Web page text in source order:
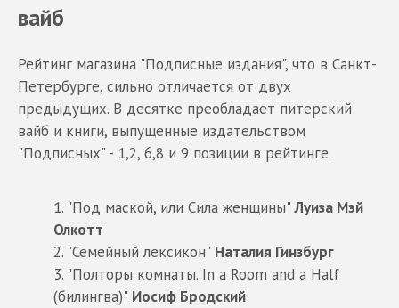
вайб
Рейтинг магазина "Подписные издания", что в Санкт-
Петербурге, сильно отличается от двух
предыдущих. В десятке преобладает питерский
вайб и книги, выпущенные издательством
"Подписных" - 1,2, 6,8 и 9 позиции в рейтинге.
1. "Под маской, или Сила женщины"Луиза Мэй
Олкотт
2. "Семейный лексикон" Наталия Гинзбург
3. "Полторы комнаты. In a Room and a Half
(билингва)" Иосиф Бродский